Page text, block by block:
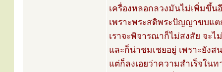
เครื่องหลอกลวงมันไม่เพิ่มขึ้น
เพราะพระสติพระปัญญาขบแ
เราจะพิจารณาก็ไม่สงสัย จะ
และก็น่าชมเชยอยู่ เพราะยังส
แต่ก็ลงเอยว่าความสำเร็จใน